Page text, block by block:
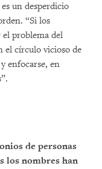
un desperdicio
“Si los
problema del
el círculo vicioso de
enfocarse, en
de personas
los nombres han